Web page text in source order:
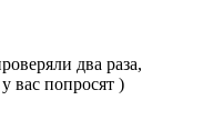
два раза,
вас попросят )